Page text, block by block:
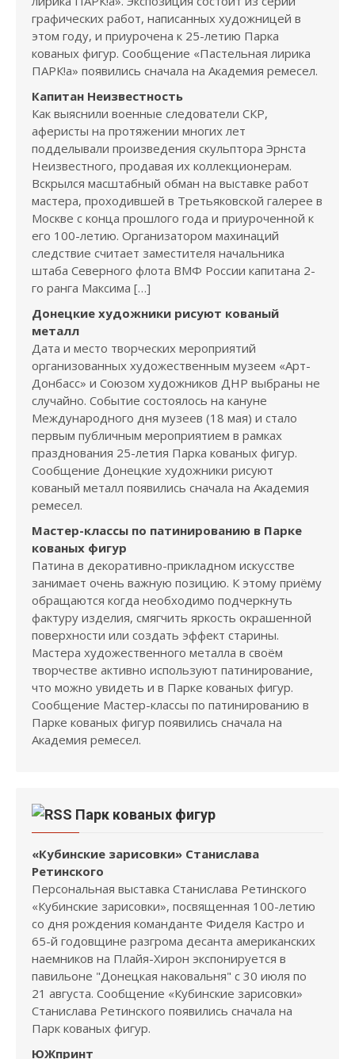
графических работ, написанных художницей в
этом году, и приурочена к 25-летию Парка
кованых фигур. Сообщение «Пастельная лирика
ПАРК!а» появились сначала на Академия ремесел.
Капитан Неизвестность
Как выяснили военные следователи СКР,
аферисты на протяжении многих лет
подделывали произведения скульптора Эрнста
Неизвестного, продавая их коллекционерам.
Вскрылся масштабный обман на выставке работ
мастера, проходившей в Третьяковской галерее в
Москве с конца прошлого года и приуроченной к
его 100-летию. Организатором махинаций
следствие считает заместителя начальника
штаба Северного флота ВМФ России капитана 2-
го ранга Максима […]
Донецкие художники рисуют кованый
металл
Дата и место творческих мероприятий
организованных художественным музеем «Арт-
Донбасс» и Союзом художников ДНР выбраны не
случайно. Событие состоялось на кануне
Международного дня музеев (18 мая) и стало
первым публичным мероприятием в рамках
празднования 25-летия Парка кованых фигур.
Сообщение Донецкие художники рисуют
кованый металл появились сначала на Академия
ремесел.
Мастер-классы по патинированию в Парке
кованых фигур
Патина в декоративно-прикладном искусстве
занимает очень важную позицию. К этому приёму
обращаются когда необходимо подчеркнуть
фактуру изделия, смягчить яркость окрашенной
поверхности или создать эффект старины.
Мастера художественного металла в своём
творчестве активно используют патинирование,
что можно увидеть и в Парке кованых фигур.
Сообщение Мастер-классы по патинированию в
Парке кованых фигур появились сначала на
Академия ремесел.
Парк кованых фигур
«Кубинские зарисовки» Станислава
Ретинского
Персональная выставка Станислава Ретинского
«Кубинские зарисовки», посвященная 100-летию
со дня рождения команданте Фиделя Кастро и
65-й годовщине разгрома десанта американских
наемников на Плайя-Хирон экспонируется в
павильоне "Донецкая наковальня" с 30 июля по
21 августа. Сообщение «Кубинские зарисовки»
Станислава Ретинского появились сначала на
Парк кованых фигур.
ЮЖпринт